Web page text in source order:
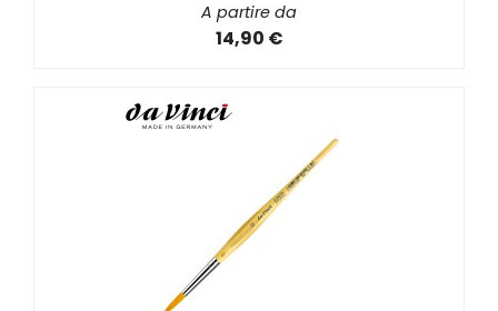
A partire da
14,90 €